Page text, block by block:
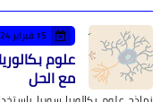
15 فبراير 2024
مع الحل